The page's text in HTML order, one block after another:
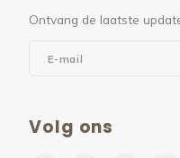
Ontvang de laatste
Volg ons